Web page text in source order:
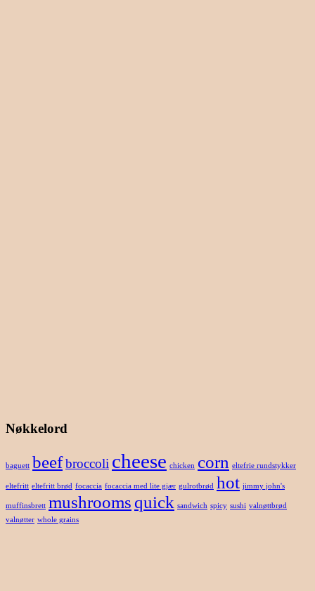
Nøkkelord
baguett beefbroccoli cheese chicken corn eltefrie rundstykker
eltefritt eltefritt brød focaccia focaccia med lite gjær gulrotbrød hot jimmy john's
muffinsbrett mushrooms quick sandwich spicy sushi valnøttbrød
valnøtter whole grains